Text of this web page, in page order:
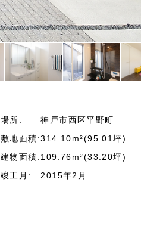
場所:
神戸市西区平野町
敷地面積:314.10m²(95.01坪)
建物面積:109.76m²(33.20坪)
竣工月:
2015年2月